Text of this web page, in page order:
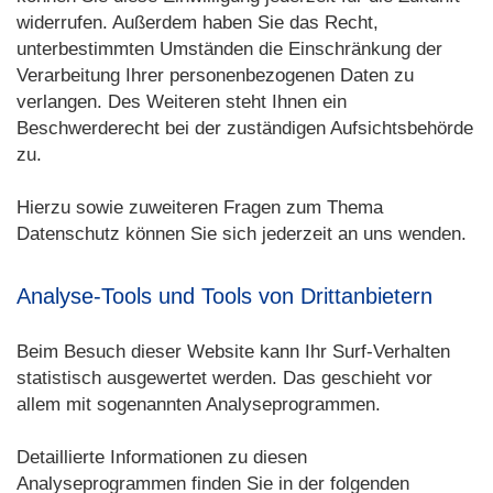
widerrufen. Außerdem haben Sie das Recht,
unterbestimmten Umständen die Einschränkung der
Verarbeitung Ihrer personenbezogenen Daten zu
verlangen. Des Weiteren steht Ihnen ein
Beschwerderecht bei der zuständigen Aufsichtsbehörde
zu.
Hierzu sowie zuweiteren Fragen zum Thema
Datenschutz können Sie sich jederzeit an uns wenden.
Analyse-Tools und Tools von Drittanbietern
Beim Besuch dieser Website kann Ihr Surf-Verhalten
statistisch ausgewertet werden. Das geschieht vor
allem mit sogenannten Analyseprogrammen.
Detaillierte Informationen zu diesen
Analyseprogrammen finden Sie in der folgenden